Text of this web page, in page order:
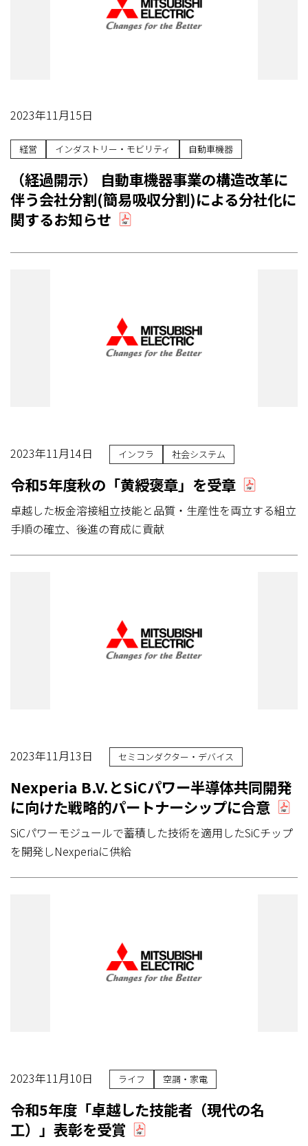
2023年11月15日
経営 インダストリー・モビリティ 自動車機器
（経過開示） 自動車機器事業の構造改革に
伴う会社分割(簡易吸収分割)による分社化に
関するお知らせ
2023年11月14日 インフラ 社会システム
令和5年度秋の「黄綬褒章」を受章
卓越した板金溶接組立技能と品質・生産性を両立する組立
手順の確立、後進の育成に貢献
2023年11月13日 セミコンダクター・デバイス
Nexperia B.V.とSiCパワー半導体共同開発
に向けた戦略的パートナーシップに合意
SiCパワーモジュールで蓄積した技術を適用したSiCチップ
を開発しNexperiaに供給
2023年11月10日 ライフ 空調・家電
令和5年度「卓越した技能者（現代の名
工）」表彰を受賞